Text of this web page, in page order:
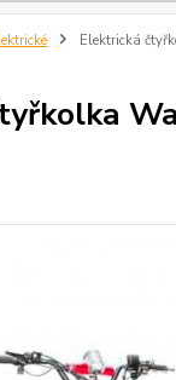
Elektrická